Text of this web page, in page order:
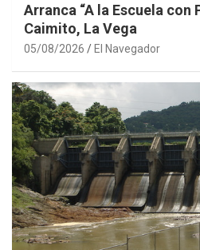
Arranca “A la Escuela con
Caimito, La Vega
05/08/2026 El Navegador